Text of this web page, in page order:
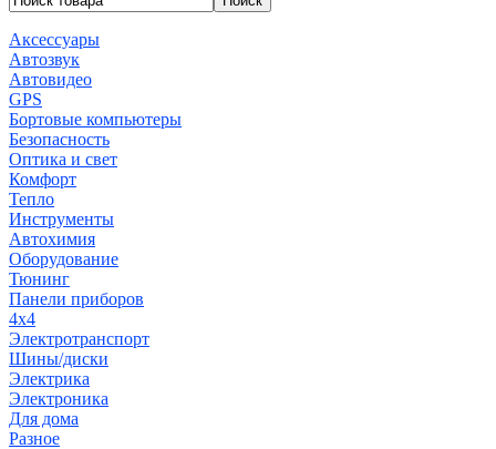
Аксессуары
Автозвук
Автовидео
GPS
Бортовые компьютеры
Безопасность
Оптика и свет
Комфорт
Тепло
Инструменты
Автохимия
Оборудование
Тюнинг
Панели приборов
4x4
Электротранспорт
Шины/диски
Электрика
Электроника
Для дома
Разное